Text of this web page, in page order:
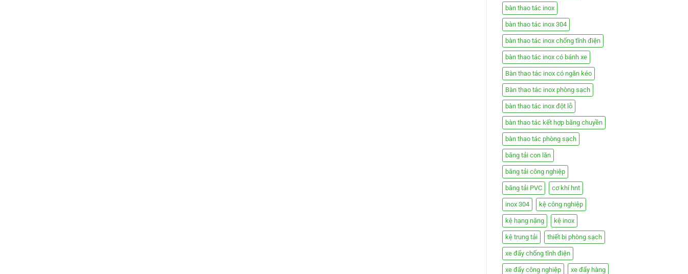
bàn thao tác inox
bàn thao tác inox 304
bàn thao tác inox chống tĩnh điện
bàn thao tác inox có bánh xe
Bàn thao tác inox có ngăn kéo
Bàn thao tác inox phòng sạch
bàn thao tác inox đột lỗ
bàn thao tác kết hợp băng chuyền
bàn thao tác phòng sạch
băng tải con lăn
băng tải công nghiệp
băng tải PVC cơ khí hnt
inox 304 kệ công nghiệp
kệ hạng nặng kệ inox
kệ trung tải thiết bị phòng sạch
xe đẩy chống tĩnh điện
xe đẩy công nghiệp xe đẩy hàng